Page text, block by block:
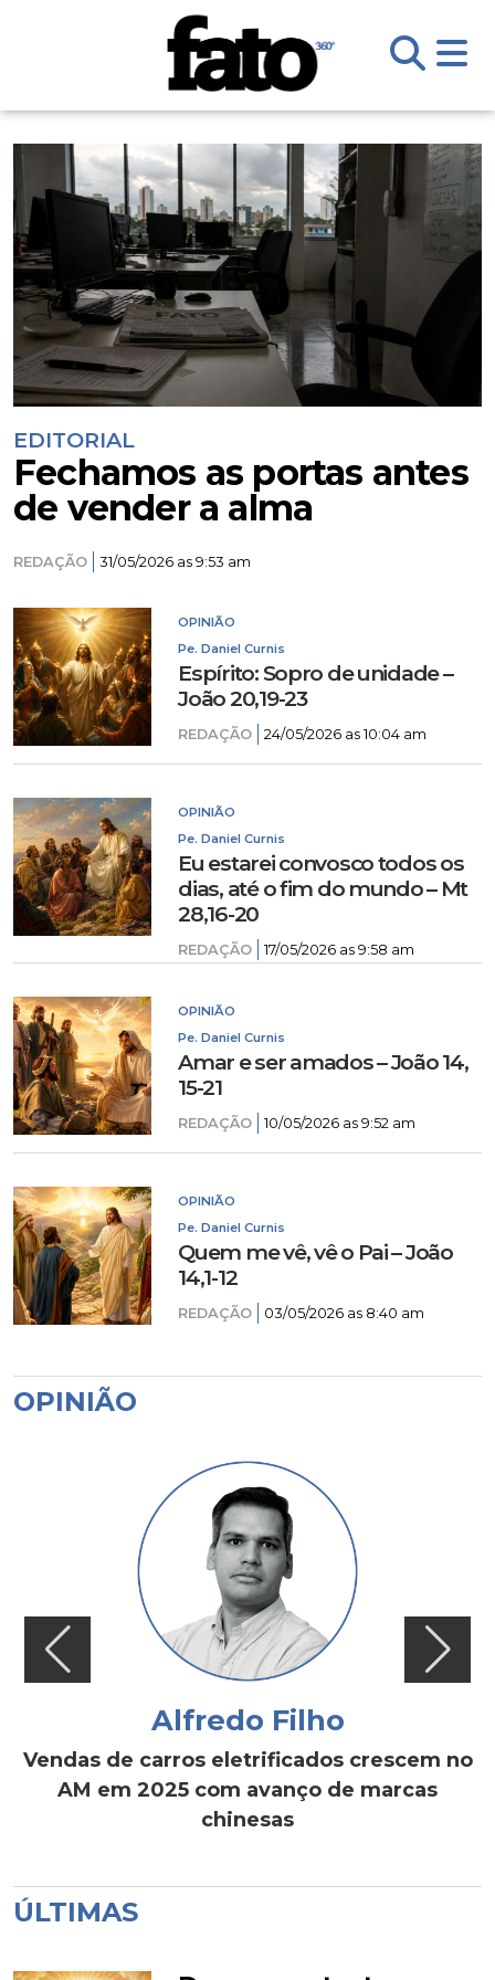
EDITORIAL
Fechamos as portas antes
de vender a alma
REDAÇÃO 31/05/2026 as 9:53 am
OPINIÃO
Pe. Daniel Curnis
Espírito: Sopro de unidade –
João 20,19-23
REDAÇÃO 24/05/2026 as 10:04 am
OPINIÃO
Pe. Daniel Curnis
Eu estarei convosco todos os
dias, até o fim do mundo – Mt
28,16-20
REDAÇÃO 17/05/2026 as 9:58 am
OPINIÃO
Pe. Daniel Curnis
Amar e ser amados – João 14,
15-21
REDAÇÃO 10/05/2026 as 9:52 am
OPINIÃO
Pe. Daniel Curnis
Quem me vê, vê o Pai – João
14,1-12
REDAÇÃO 03/05/2026 as 8:40 am
OPINIÃO
Alfredo Filho
Vendas de carros eletrificados crescem no
AM em 2025 com avanço de marcas
chinesas
ÚLTIMAS